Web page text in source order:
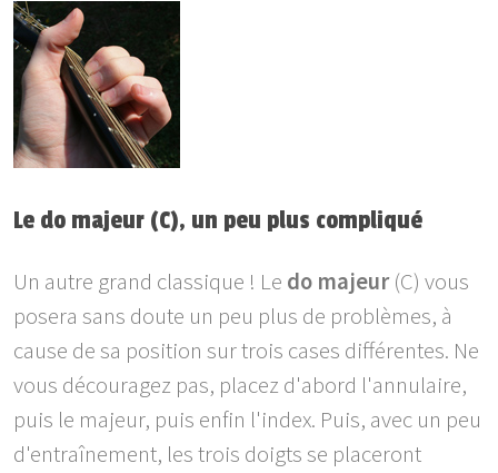
Le do majeur (C), un peu plus compliqué
Un autre grand classique ! Le do majeur(C) vous
posera sans doute un peu plus de problèmes, à
cause de sa position sur trois cases différentes. Ne
vous découragez pas, placez d'abord l'annulaire,
puis le majeur, puis enfin l'index. Puis, avec un peu
d'entraînement, les trois doigts se placeront